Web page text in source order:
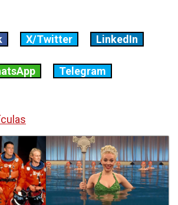
X/Twitter LinkedIn
Telegram